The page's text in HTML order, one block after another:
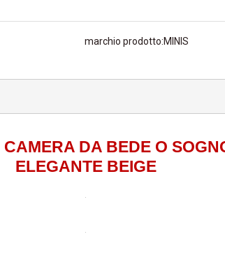
marchio prodotto:MINIS
DA BEDE O
ELEGANTE BEIGE